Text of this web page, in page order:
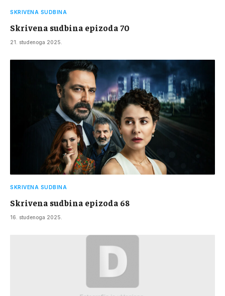
SKRIVENA SUDBINA
Skrivena sudbina epizoda 70
21. studenoga 2025.
SKRIVENA SUDBINA
Skrivena sudbina epizoda 68
16. studenoga 2025.